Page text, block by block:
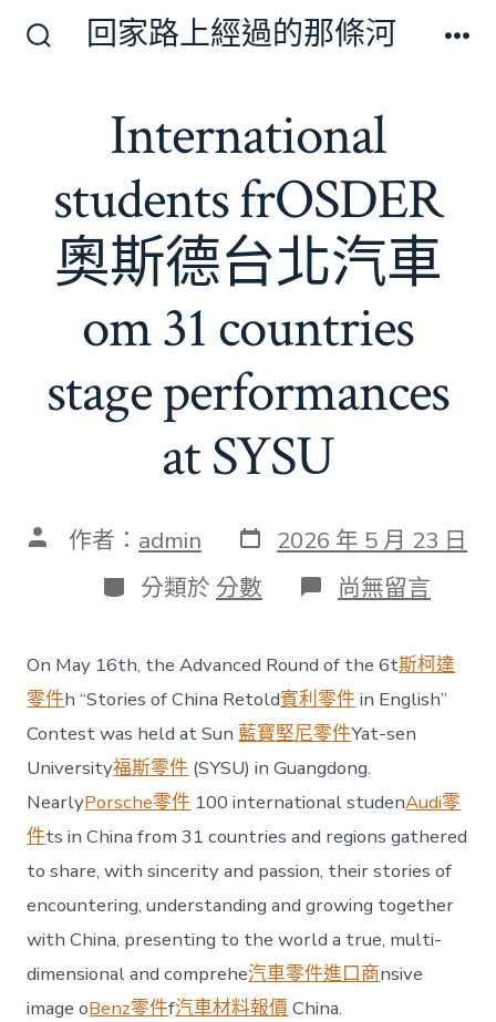
回家路上經過的那條河
International
students frOSDER
奧斯德台北汽車
om 31 countries
stage performances
at SYSU
文 作者： admin 發
表
日
期
2026 年 5 月 23 日
分
類
分類於 分數 在
〈
frOSDER
奧
斯
德
台
北
汽
車
om
31
countries
stage
performances
at
SYSU〉
中
尚無留言
On May 16th, the Advanced Round of the 6t斯柯達
零件h “Stories of China Retold賓利零件 in English”
Contest was held at Sun藍寶堅尼零件Yat-sen
University福斯零件 (SYSU) in Guangdong.
NearlyPorsche零件 100 international studenAudi零
件ts in China from 31 countries and regions gathered
to share, with sincerity and passion, their stories of
encountering, understanding and growing together
with China, presenting to the world a true, multi-
dimensional and comprehe汽車零件進口商nsive
image oBenz零件f汽車材料報價 China.